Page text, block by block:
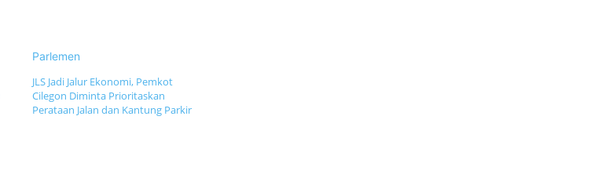
Parlemen
JLS Jadi Jalur Ekonomi, Pemkot
Cilegon Diminta Prioritaskan
Perataan Jalan dan Kantung Parkir